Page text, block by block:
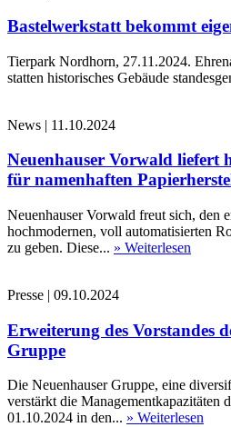
Bastelwerkstatt bekommt
Tierpark Nordhorn, 27.11.2024.
statten historisches Gebäude
News | 11.10.2024
Neuenhauser Vorwald liefert
für namenhaften
Neuenhauser Vorwald freut sich, den
hochmodernen, voll automatisierten
zu geben. Diese... » Weiterlesen
Presse | 09.10.2024
Erweiterung des Vorstandes
Gruppe
Die Neuenhauser Gruppe, eine
verstärkt die Managementkapazitäten
01.10.2024 in den... » Weiterlesen